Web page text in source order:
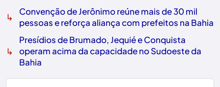
↳
Convenção de Jerônimo reúne mais de 30 mil
pessoas e reforça aliança com prefeitos na Bahia
↳
Presídios de Brumado, Jequié e Conquista
operam acima da capacidade no Sudoeste da
Bahia